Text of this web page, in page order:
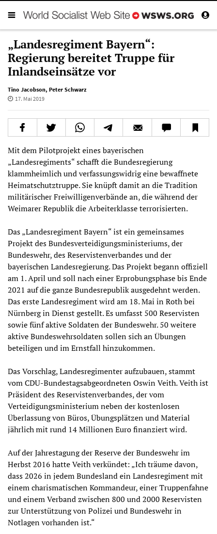
„Landesregiment Bayern“:
Regierung bereitet Truppe für
Inlandseinsätze vor
Tino Jacobson, Peter Schwarz
17. Mai 2019
Mit dem Pilotprojekt eines bayerischen
„Landesregiments“ schafft die Bundesregierung
klammheimlich und verfassungswidrig eine bewaffnete
Heimatschutztruppe. Sie knüpft damit an die Tradition
militärischer Freiwilligenverbände an, die während der
Weimarer Republik die Arbeiterklasse terrorisierten.
Das „Landesregiment Bayern“ ist ein gemeinsames
Projekt des Bundesverteidigungsministeriums, der
Bundeswehr, des Reservistenverbandes und der
bayerischen Landesregierung. Das Projekt begann offiziell
am 1. April und soll nach einer Erprobungsphase bis Ende
2021 auf die ganze Bundesrepublik ausgedehnt werden.
Das erste Landesregiment wird am 18. Mai in Roth bei
Nürnberg in Dienst gestellt. Es umfasst 500 Reservisten
sowie fünf aktive Soldaten der Bundeswehr. 50 weitere
aktive Bundeswehrsoldaten sollen sich an Übungen
beteiligen und im Ernstfall hinzukommen.
Das Vorschlag, Landesregimenter aufzubauen, stammt
vom CDU-Bundestagsabgeordneten Oswin Veith. Veith ist
Präsident des Reservistenverbandes, der vom
Verteidigungsministerium neben der kostenlosen
Überlassung von Büros, Übungsplätzen und Material
jährlich mit rund 14 Millionen Euro finanziert wird.
Auf der Jahrestagung der Reserve der Bundeswehr im
Herbst 2016 hatte Veith verkündet: „Ich träume davon,
dass 2026 in jedem Bundesland ein Landesregiment mit
einem charismatischen Kommandeur, einer Truppenfahne
und einem Verband zwischen 800 und 2000 Reservisten
zur Unterstützung von Polizei und Bundeswehr in
Notlagen vorhanden ist.“